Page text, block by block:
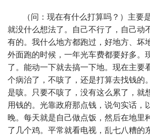
（问：现在有什么打算吗？）主要
就没什么想法了。自己不行了，自己动
有的。我什么地方都跑过，好地方、坏
外面跑的时候，一年光车费都要好多。
了。能动一下就去搞一下地。现在主要
个病治了，不咳了，还是打算去找钱的
是咳。只要不咳了，没有这么累了，就
用钱的。光靠政府那点钱，说句实话，
晚。每天就是自己做点饭，然后在地里
了几个鸡。平常就看电视，乱七八糟的